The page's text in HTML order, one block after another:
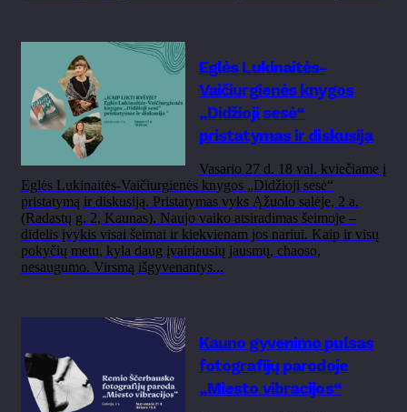
Eglės Lukinaitės-
Vaičiurgienės knygos
„Didžioji sesė“
pristatymas ir diskusija
Vasario 27 d. 18 val. kviečiame į
Eglės Lukinaitės-Vaičiurgienės knygos „Didžioji sesė“
pristatymą ir diskusiją. Pristatymas vyks Ąžuolo salėje, 2 a.
(Radastų g. 2, Kaunas). Naujo vaiko atsiradimas šeimoje –
didelis įvykis visai šeimai ir kiekvienam jos nariui. Kaip ir visų
pokyčių metu, kyla daug įvairiausių jausmų, chaoso,
nesaugumo. Virsmą išgyvenantys...
Kauno gyvenimo pulsas
fotografijų parodoje
„Miesto vibracijos“